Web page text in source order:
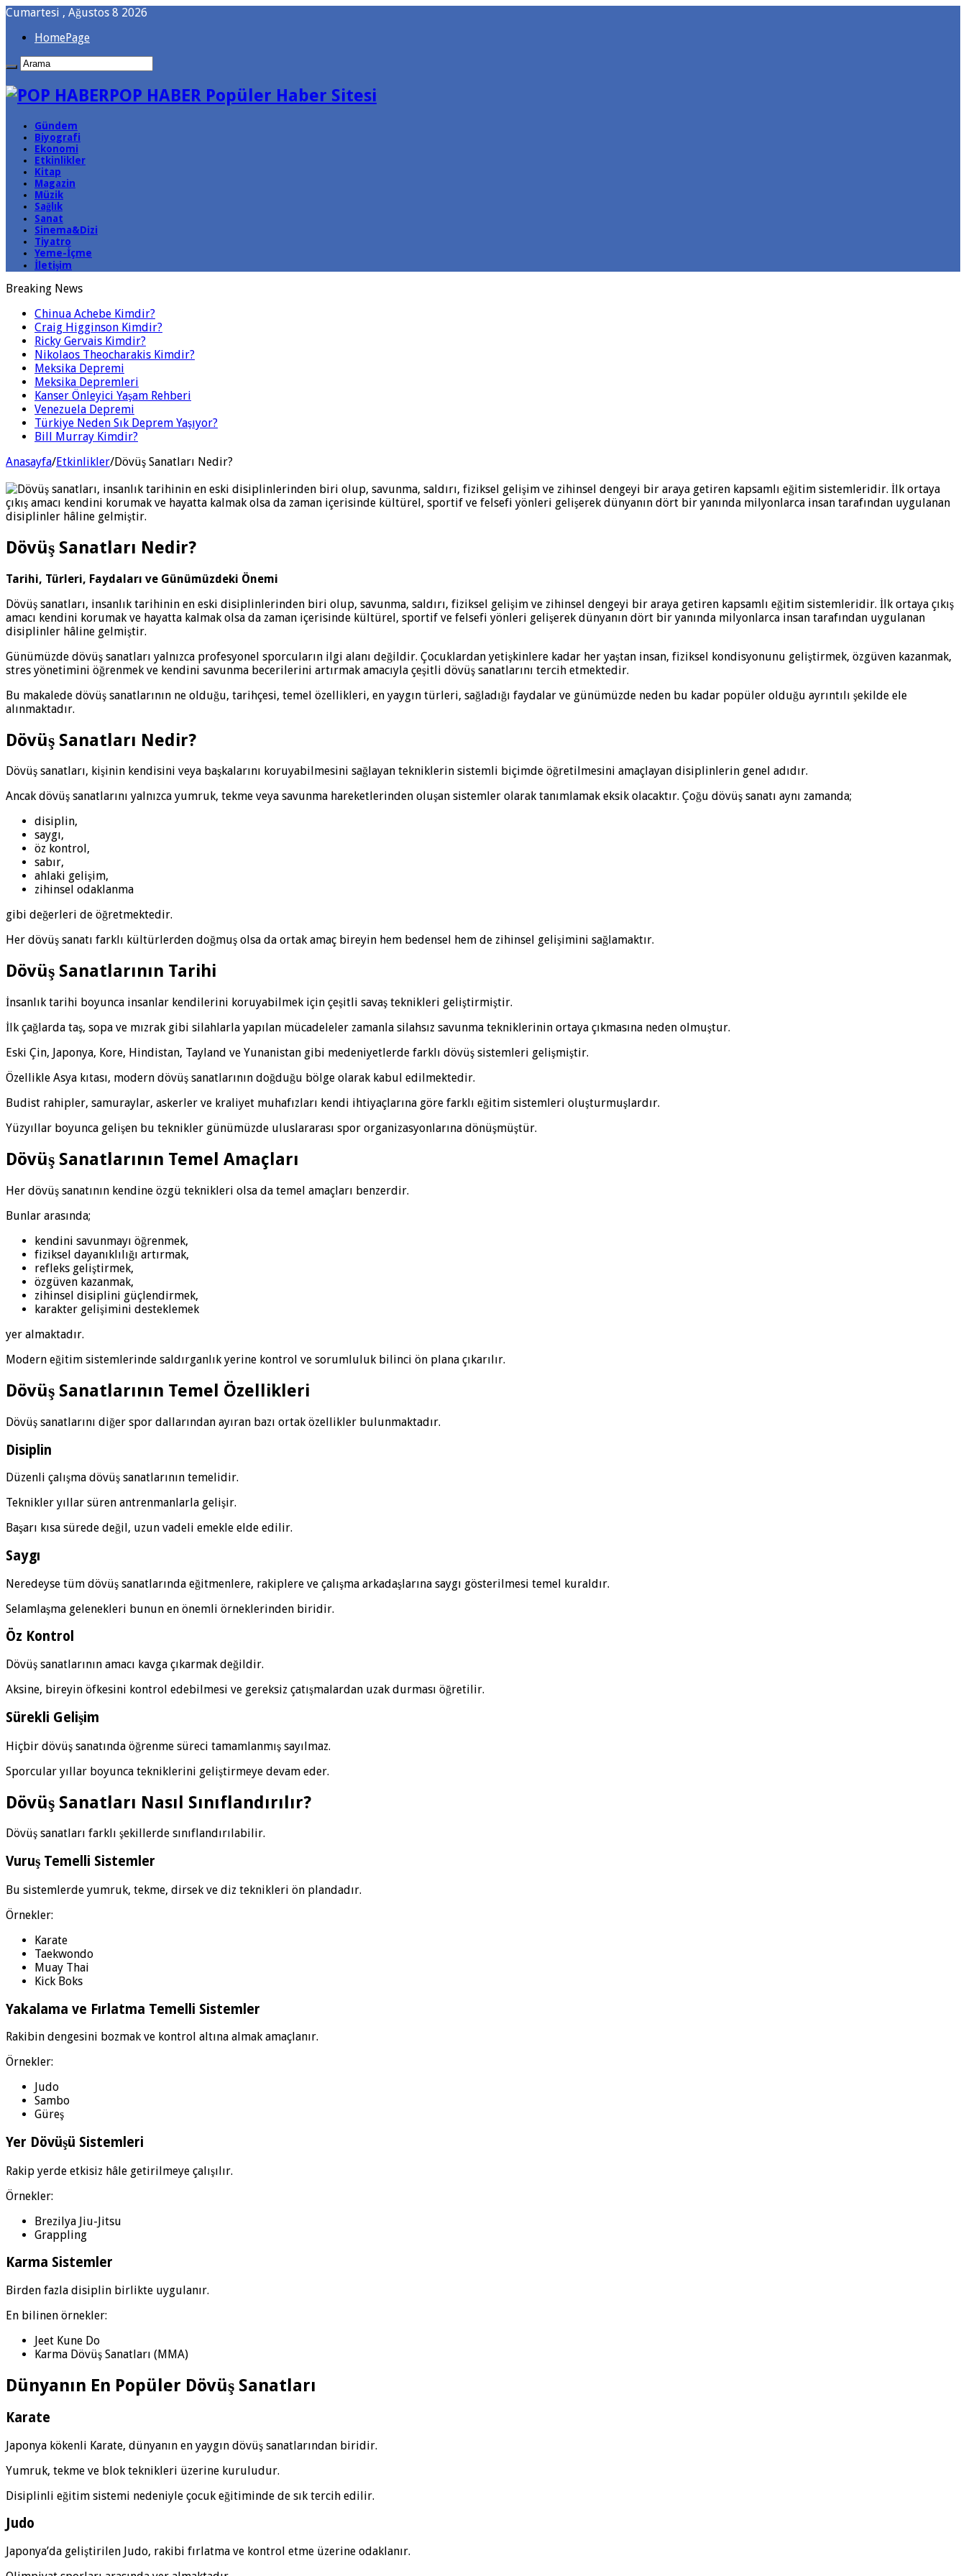
Cumartesi , Ağustos 8 2026
HomePage
POP HABER Popüler Haber Sitesi
Gündem
Biyografi
Ekonomi
Etkinlikler
Kitap
Magazin
Müzik
Sağlık
Sanat
Sinema&Dizi
Tiyatro
Yeme-İçme
İletişim
Breaking News
Chinua Achebe Kimdir?
Craig Higginson Kimdir?
Ricky Gervais Kimdir?
Nikolaos Theocharakis Kimdir?
Meksika Depremi
Meksika Depremleri
Kanser Önleyici Yaşam Rehberi
Venezuela Depremi
Türkiye Neden Sık Deprem Yaşıyor?
Bill Murray Kimdir?
Anasayfa/Etkinlikler/Dövüş Sanatları Nedir?
Dövüş Sanatları Nedir?
Tarihi, Türleri, Faydaları ve Günümüzdeki Önemi
Dövüş sanatları, insanlık tarihinin en eski disiplinlerinden biri olup, savunma, saldırı, fiziksel gelişim ve zihinsel dengeyi bir araya getiren kapsamlı eğitim sistemleridir. İlk ortaya çıkış
amacı kendini korumak ve hayatta kalmak olsa da zaman içerisinde kültürel, sportif ve felsefi yönleri gelişerek dünyanın dört bir yanında milyonlarca insan tarafından uygulanan
disiplinler hâline gelmiştir.
Günümüzde dövüş sanatları yalnızca profesyonel sporcuların ilgi alanı değildir. Çocuklardan yetişkinlere kadar her yaştan insan, fiziksel kondisyonunu geliştirmek, özgüven kazanmak,
stres yönetimini öğrenmek ve kendini savunma becerilerini artırmak amacıyla çeşitli dövüş sanatlarını tercih etmektedir.
Bu makalede dövüş sanatlarının ne olduğu, tarihçesi, temel özellikleri, en yaygın türleri, sağladığı faydalar ve günümüzde neden bu kadar popüler olduğu ayrıntılı şekilde ele
alınmaktadır.
Dövüş Sanatları Nedir?
Dövüş sanatları, kişinin kendisini veya başkalarını koruyabilmesini sağlayan tekniklerin sistemli biçimde öğretilmesini amaçlayan disiplinlerin genel adıdır.
Ancak dövüş sanatlarını yalnızca yumruk, tekme veya savunma hareketlerinden oluşan sistemler olarak tanımlamak eksik olacaktır. Çoğu dövüş sanatı aynı zamanda;
disiplin,
saygı,
öz kontrol,
sabır,
ahlaki gelişim,
zihinsel odaklanma
gibi değerleri de öğretmektedir.
Her dövüş sanatı farklı kültürlerden doğmuş olsa da ortak amaç bireyin hem bedensel hem de zihinsel gelişimini sağlamaktır.
Dövüş Sanatlarının Tarihi
İnsanlık tarihi boyunca insanlar kendilerini koruyabilmek için çeşitli savaş teknikleri geliştirmiştir.
İlk çağlarda taş, sopa ve mızrak gibi silahlarla yapılan mücadeleler zamanla silahsız savunma tekniklerinin ortaya çıkmasına neden olmuştur.
Eski Çin, Japonya, Kore, Hindistan, Tayland ve Yunanistan gibi medeniyetlerde farklı dövüş sistemleri gelişmiştir.
Özellikle Asya kıtası, modern dövüş sanatlarının doğduğu bölge olarak kabul edilmektedir.
Budist rahipler, samuraylar, askerler ve kraliyet muhafızları kendi ihtiyaçlarına göre farklı eğitim sistemleri oluşturmuşlardır.
Yüzyıllar boyunca gelişen bu teknikler günümüzde uluslararası spor organizasyonlarına dönüşmüştür.
Dövüş Sanatlarının Temel Amaçları
Her dövüş sanatının kendine özgü teknikleri olsa da temel amaçları benzerdir.
Bunlar arasında;
kendini savunmayı öğrenmek,
fiziksel dayanıklılığı artırmak,
refleks geliştirmek,
özgüven kazanmak,
zihinsel disiplini güçlendirmek,
karakter gelişimini desteklemek
yer almaktadır.
Modern eğitim sistemlerinde saldırganlık yerine kontrol ve sorumluluk bilinci ön plana çıkarılır.
Dövüş Sanatlarının Temel Özellikleri
Dövüş sanatlarını diğer spor dallarından ayıran bazı ortak özellikler bulunmaktadır.
Disiplin
Düzenli çalışma dövüş sanatlarının temelidir.
Teknikler yıllar süren antrenmanlarla gelişir.
Başarı kısa sürede değil, uzun vadeli emekle elde edilir.
Saygı
Neredeyse tüm dövüş sanatlarında eğitmenlere, rakiplere ve çalışma arkadaşlarına saygı gösterilmesi temel kuraldır.
Selamlaşma gelenekleri bunun en önemli örneklerinden biridir.
Öz Kontrol
Dövüş sanatlarının amacı kavga çıkarmak değildir.
Aksine, bireyin öfkesini kontrol edebilmesi ve gereksiz çatışmalardan uzak durması öğretilir.
Sürekli Gelişim
Hiçbir dövüş sanatında öğrenme süreci tamamlanmış sayılmaz.
Sporcular yıllar boyunca tekniklerini geliştirmeye devam eder.
Dövüş Sanatları Nasıl Sınıflandırılır?
Dövüş sanatları farklı şekillerde sınıflandırılabilir.
Vuruş Temelli Sistemler
Bu sistemlerde yumruk, tekme, dirsek ve diz teknikleri ön plandadır.
Örnekler:
Karate
Taekwondo
Muay Thai
Kick Boks
Yakalama ve Fırlatma Temelli Sistemler
Rakibin dengesini bozmak ve kontrol altına almak amaçlanır.
Örnekler:
Judo
Sambo
Güreş
Yer Dövüşü Sistemleri
Rakip yerde etkisiz hâle getirilmeye çalışılır.
Örnekler:
Brezilya Jiu-Jitsu
Grappling
Karma Sistemler
Birden fazla disiplin birlikte uygulanır.
En bilinen örnekler:
Jeet Kune Do
Karma Dövüş Sanatları (MMA)
Dünyanın En Popüler Dövüş Sanatları
Karate
Japonya kökenli Karate, dünyanın en yaygın dövüş sanatlarından biridir.
Yumruk, tekme ve blok teknikleri üzerine kuruludur.
Disiplinli eğitim sistemi nedeniyle çocuk eğitiminde de sık tercih edilir.
Judo
Japonya’da geliştirilen Judo, rakibi fırlatma ve kontrol etme üzerine odaklanır.